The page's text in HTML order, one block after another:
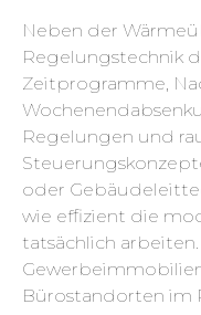
Neben der
Regelungstechnik
Zeitprogramme,
Regelungen und
oder
wie effizient die
tatsächlich
Bürostandorten im